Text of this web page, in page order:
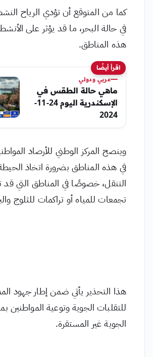
كما من المتوقع أن تؤدي الرياح
في حالة البحر، ما قد يؤثر على
هذه المناطق.
اقرأ أيضًا
عربي ودولي
ماهي حالة الطقس في
الإسكندرية اليوم 24-11-
2024
وينصح المركز الوطني للأرصاد
في هذه المناطق بضرورة اتخاذ الحيطة
التنقل، خصوصًا في المناطق التي
تجمعات للمياه أو تراكمات للثلوج
هذا التحذير يأتي ضمن إطار جهود
للتقلبات الجوية وتوعية المواطنين
الجوية غير المستقرة.